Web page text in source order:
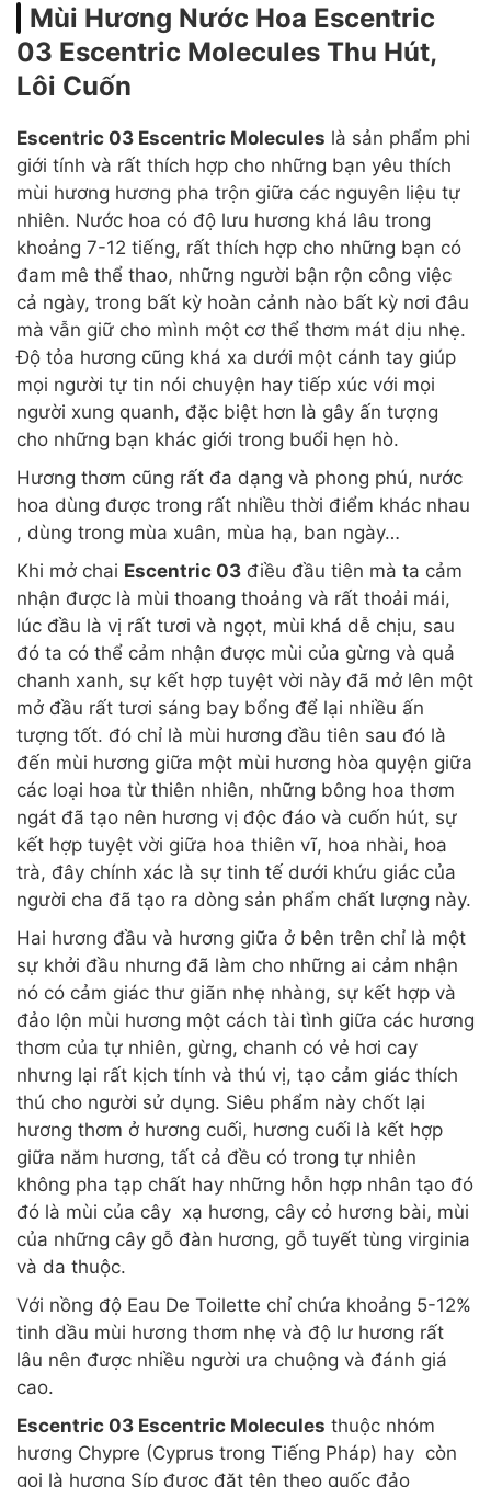
Mùi Hương Nước Hoa Escentric
03 Escentric Molecules Thu Hút,
Lôi Cuốn
Escentric 03 Escentric Molecules là sản phẩm phi
giới tính và rất thích hợp cho những bạn yêu thích
mùi hương hương pha trộn giữa các nguyên liệu tự
nhiên. Nước hoa có độ lưu hương khá lâu trong
khoảng 7-12 tiếng, rất thích hợp cho những bạn có
đam mê thể thao, những người bận rộn công việc
cả ngày, trong bất kỳ hoàn cảnh nào bất kỳ nơi đâu
mà vẫn giữ cho mình một cơ thể thơm mát dịu nhẹ.
Độ tỏa hương cũng khá xa dưới một cánh tay giúp
mọi người tự tin nói chuyện hay tiếp xúc với mọi
người xung quanh, đặc biệt hơn là gây ấn tượng
cho những bạn khác giới trong buổi hẹn hò.
Hương thơm cũng rất đa dạng và phong phú, nước
hoa dùng được trong rất nhiều thời điểm khác nhau
, dùng trong mùa xuân, mùa hạ, ban ngày…
Khi mở chai Escentric 03 điều đầu tiên mà ta cảm
nhận được là mùi thoang thoảng và rất thoải mái,
lúc đầu là vị rất tươi và ngọt, mùi khá dễ chịu, sau
đó ta có thể cảm nhận được mùi của gừng và quả
chanh xanh, sự kết hợp tuyệt vời này đã mở lên một
mở đầu rất tươi sáng bay bổng để lại nhiều ấn
tượng tốt. đó chỉ là mùi hương đầu tiên sau đó là
đến mùi hương giữa một mùi hương hòa quyện giữa
các loại hoa từ thiên nhiên, những bông hoa thơm
ngát đã tạo nên hương vị độc đáo và cuốn hút, sự
kết hợp tuyệt vời giữa hoa thiên vĩ, hoa nhài, hoa
trà, đây chính xác là sự tinh tế dưới khứu giác của
người cha đã tạo ra dòng sản phẩm chất lượng này.
Hai hương đầu và hương giữa ở bên trên chỉ là một
sự khởi đầu nhưng đã làm cho những ai cảm nhận
nó có cảm giác thư giãn nhẹ nhàng, sự kết hợp và
đảo lộn mùi hương một cách tài tình giữa các hương
thơm của tự nhiên, gừng, chanh có vẻ hơi cay
nhưng lại rất kịch tính và thú vị, tạo cảm giác thích
thú cho người sử dụng. Siêu phẩm này chốt lại
hương thơm ở hương cuối, hương cuối là kết hợp
giữa năm hương, tất cả đều có trong tự nhiên
không pha tạp chất hay những hỗn hợp nhân tạo đó
đó là mùi của cây xạ hương, cây cỏ hương bài, mùi
của những cây gỗ đàn hương, gỗ tuyết tùng virginia
và da thuộc.
Với nồng độ Eau De Toilette chỉ chứa khoảng 5-12%
tinh dầu mùi hương thơm nhẹ và độ lư hương rất
lâu nên được nhiều người ưa chuộng và đánh giá
cao.
Escentric 03 Escentric Molecules thuộc nhóm
hương Chypre (Cyprus trong Tiếng Pháp) hay còn
gọi là hương Síp được đặt tên theo quốc đảo